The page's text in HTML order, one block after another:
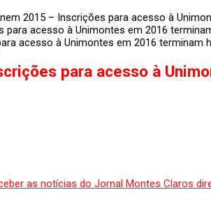
2015 – Inscrições para acesso à
acesso à Unimontes em 2016 terminam
para acesso à